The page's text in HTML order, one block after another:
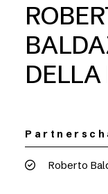
DELLA
Roberto